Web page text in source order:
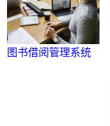
图书借阅管理系统